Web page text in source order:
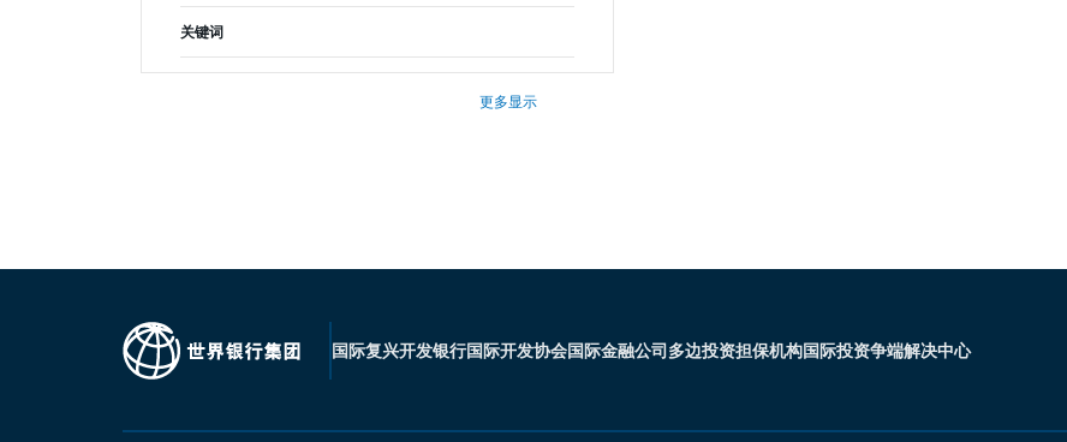
关键词
更多显示
国际复兴开发银行国际开发协会国际金融公司多边投资担保机构国际投资争端解决中心